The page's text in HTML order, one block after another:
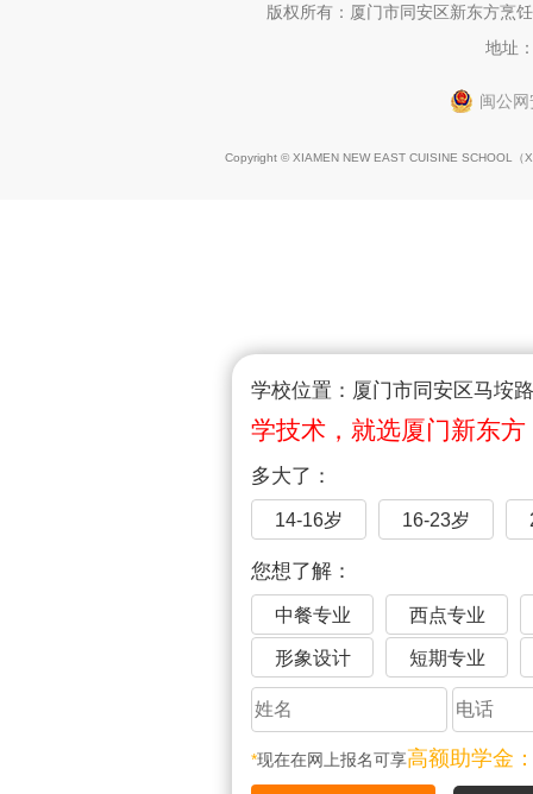
学校位置：厦门市同安区马垵
学技术，就选厦门新东方
多大了：
14-16岁 16-23岁
您想了解：
中餐专业 西点专业
形象设计 短期专业
*现在在网上报名可享高额助学金
版权所有：厦门市同安区新东方烹
地址
闽公
Copyright © XIAMEN NEW EAST CUISINE SCHOOL（